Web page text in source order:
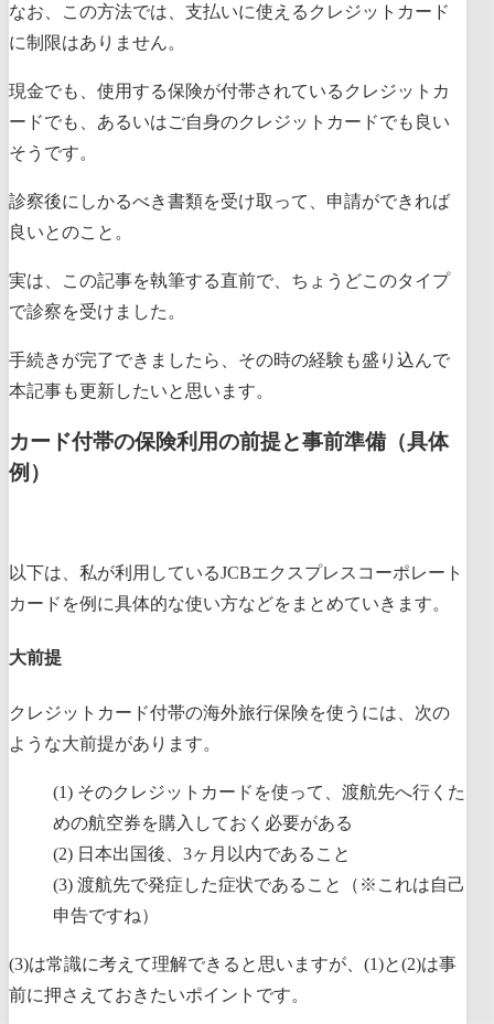
なお、この方法では、支払いに使えるクレジットカード
に制限はありません。
現金でも、使用する保険が付帯されているクレジットカ
ードでも、あるいはご自身のクレジットカードでも良い
そうです。
診察後にしかるべき書類を受け取って、申請ができれば
良いとのこと。
実は、この記事を執筆する直前で、ちょうどこのタイプ
で診察を受けました。
手続きが完了できましたら、その時の経験も盛り込んで
本記事も更新したいと思います。
カード付帯の保険利用の前提と事前準備（具体
例）
以下は、私が利用しているJCBエクスプレスコーポレート
カードを例に具体的な使い方などをまとめていきます。
大前提
クレジットカード付帯の海外旅行保険を使うには、次の
ような大前提があります。
そのクレジットカードを使って、渡航先へ行くた
めの航空券を購入しておく必要がある
日本出国後、3ヶ月以内であること
渡航先で発症した症状であること（※これは自己
申告ですね）
(3)は常識に考えて理解できると思いますが、(1)と(2)は事
前に押さえておきたいポイントです。